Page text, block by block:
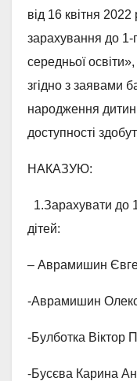
від 16 квітня
зарахування до 1-
середньої
згідно з заявами
народження
доступності
НАКАЗУЮ:
1.Зарахувати до
дітей:
– Аврамишин
-Аврамишин
-Булботка Віктор
-Бусєва Карина